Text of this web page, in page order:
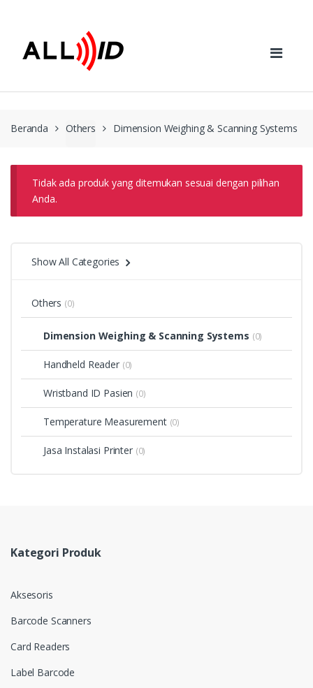
Beranda Others Dimension Weighing & Scanning Systems
Tidak ada produk yang ditemukan sesuai dengan pilihan
Anda.
Show All Categories
Others (0)
Dimension Weighing & Scanning Systems (0)
Handheld Reader (0)
Wristband ID Pasien (0)
Temperature Measurement (0)
Jasa Instalasi Printer (0)
Kategori Produk
Aksesoris
Barcode Scanners
Card Readers
Label Barcode